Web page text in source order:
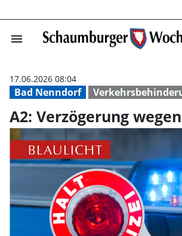
menu A2:
Bad Nenndorf
17.06.2026 08:04
A2: Verzögerung